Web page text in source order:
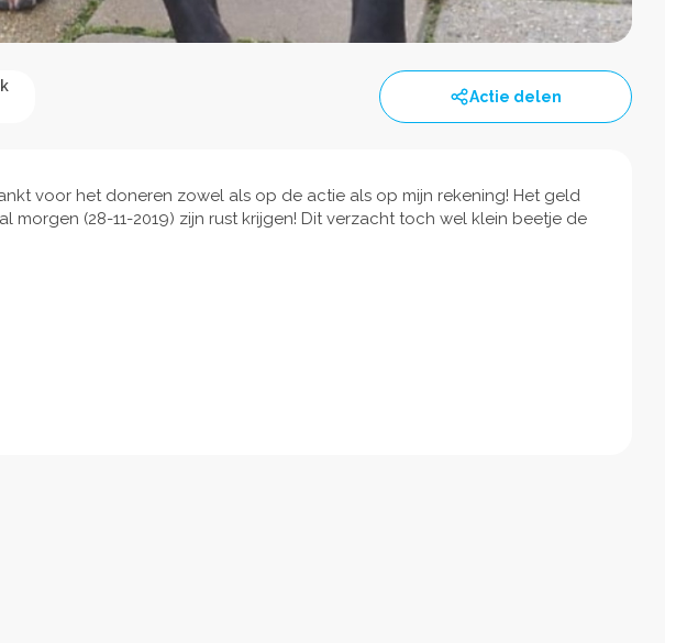
Actie delen
voor het doneren zowel als op de actie als op mijn rekening! Het geld
morgen (28-11-2019) zijn rust krijgen! Dit verzacht toch wel klein beetje de